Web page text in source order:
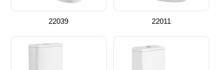
22039 22011